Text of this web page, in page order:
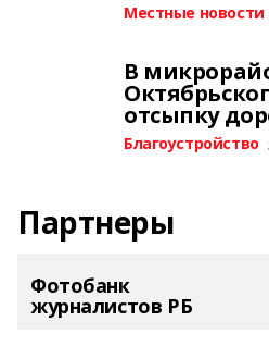
Местные новости
В
отсыпку
Благоустройство
Партнеры
Фотобанк
журналистов РБ